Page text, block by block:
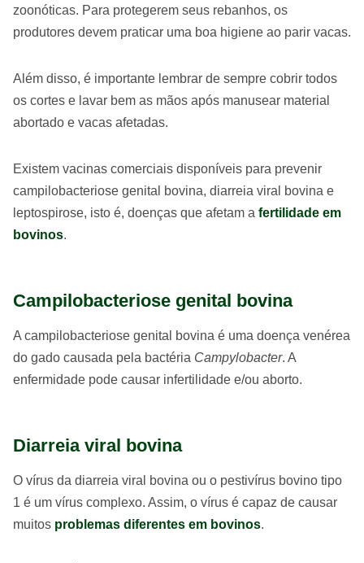
zoonóticas. Para protegerem seus rebanhos, os
produtores devem praticar uma boa higiene ao parir vacas.
Além disso, é importante lembrar de sempre cobrir todos
os cortes e lavar bem as mãos após manusear material
abortado e vacas afetadas.
Existem vacinas comerciais disponíveis para prevenir
campilobacteriose genital bovina, diarreia viral bovina e
leptospirose, isto é, doenças que afetam a fertilidade em
bovinos.
Campilobacteriose genital bovina
A campilobacteriose genital bovina é uma doença venérea
do gado causada pela bactéria Campylobacter. A
enfermidade pode causar infertilidade e/ou aborto.
Diarreia viral bovina
O vírus da diarreia viral bovina ou o pestivírus bovino tipo
1 é um vírus complexo. Assim, o vírus é capaz de causar
muitos problemas diferentes em bovinos.